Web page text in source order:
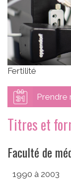
Fertilité
Lien
doctolib
Prendre
Titres et
Faculté de
1990 à 2003